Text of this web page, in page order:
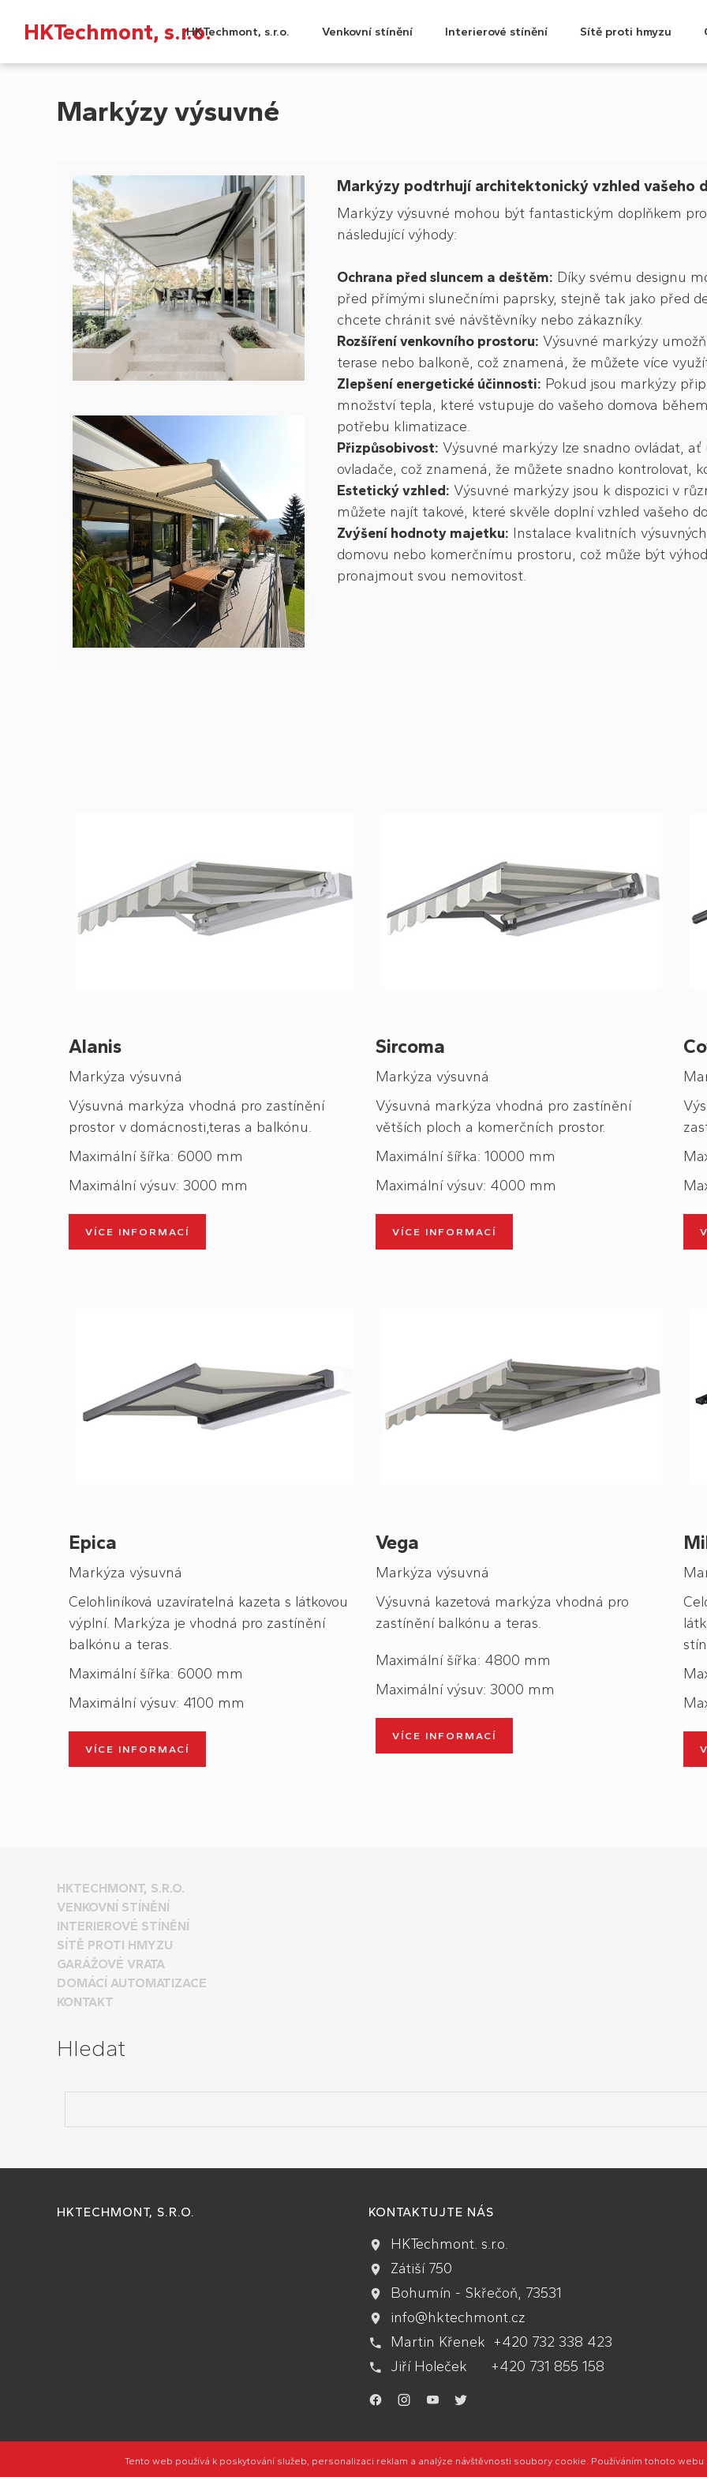
HKTechmont, s.r.o.HKTechmont, s.r.o. Venkovní stínění Interierové stínění Sítě proti hmyzu
Markýzy výsuvné
Markýzy podtrhují architektonický vzhled vašeho
Markýzy výsuvné mohou být fantastickým doplňkem
následující výhody:
Ochrana před sluncem a deštěm: Díky svému designu
před přímými slunečními paprsky, stejně tak jako před
chcete chránit své návštěvníky nebo zákazníky.
Rozšíření venkovního prostoru: Výsuvné markýzy
terase nebo balkoně, což znamená, že můžete více
Zlepšení energetické účinnosti: Pokud jsou markýzy
množství tepla, které vstupuje do vašeho domova
potřebu klimatizace.
Přizpůsobivost: Výsuvné markýzy lze snadno ovládat,
ovladače, což znamená, že můžete snadno kontrolovat,
Estetický vzhled: Výsuvné markýzy jsou k dispozici v
můžete najít takové, které skvěle doplní vzhled vašeho
Zvýšení hodnoty majetku: Instalace kvalitních
domovu nebo komerčnímu prostoru, což může být
pronajmout svou nemovitost.
Alanis
Markýza výsuvná
Výsuvná markýza vhodná pro zastínění
prostor v domácnosti,teras a balkónu.
Maximální šířka: 6000 mm
Maximální výsuv: 3000 mm
VÍCE INFORMACÍ
Sircoma
Markýza výsuvná
Výsuvná markýza vhodná pro zastínění
větších ploch a komerčních prostor.
Maximální šířka: 10000 mm
Maximální výsuv: 4000 mm
VÍCE INFORMACÍ
Epica
Markýza výsuvná
Celohliníková uzavíratelná kazeta s látkovou
výplní. Markýza je vhodná pro zastínění
balkónu a teras.
Maximální šířka: 6000 mm
Maximální výsuv: 4100 mm
VÍCE INFORMACÍ
Vega
Markýza výsuvná
Výsuvná kazetová markýza vhodná pro
zastínění balkónu a teras.
Maximální šířka: 4800 mm
Maximální výsuv: 3000 mm
VÍCE INFORMACÍ
HKTECHMONT, S.R.O.
VENKOVNÍ STÍNĚNÍ
INTERIEROVÉ STÍNĚNÍ
SÍTĚ PROTI HMYZU
GARÁŽOVÉ VRATA
DOMÁCÍ AUTOMATIZACE
KONTAKT
Hledat
HKTECHMONT, S.R.O. KONTAKTUJTE NÁS
HKTechmont. s.r.o.
Zátiší 750
Bohumín - Skřečoň, 73531
info@hktechmont.cz
Martin Křenek +420 732 338 423
Jiří Holeček +420 731 855 158
Webové stránky zdarmaodBANAN.CZ| Ostravski Tvorba webových stránek |
Tento web používá k poskytování služeb, personalizaci reklam a analýze návštěvnosti soubory cookie. Používáním tohoto